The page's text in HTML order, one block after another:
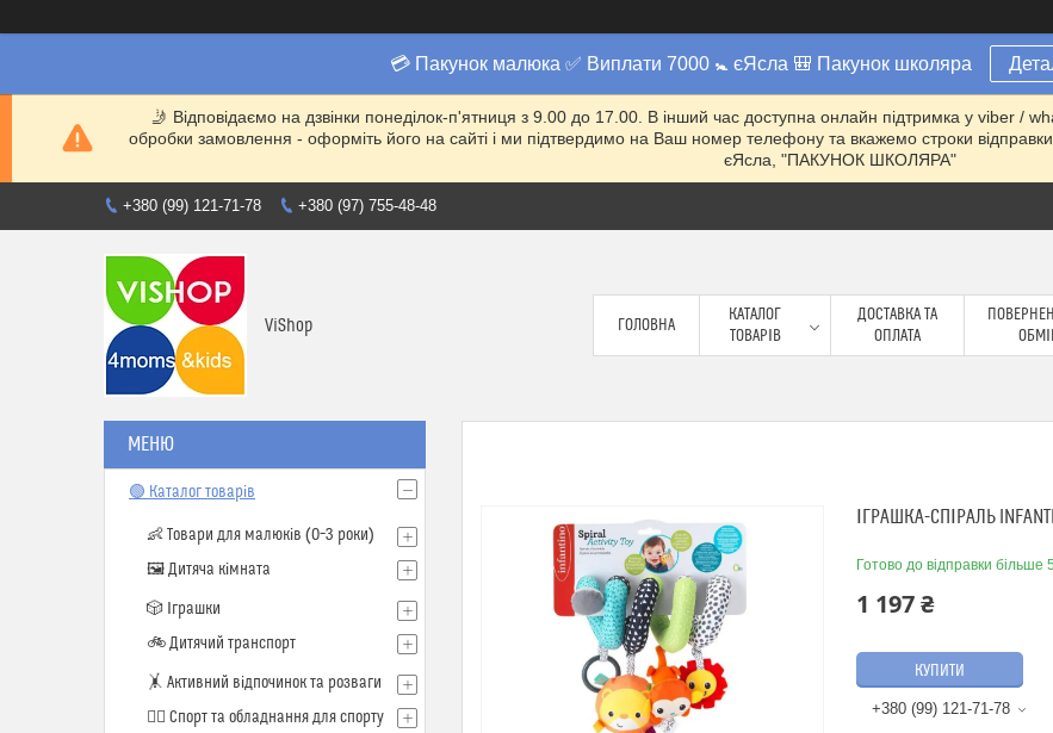
💳 Пакунок малюка ✅ Виплати 7000 🚼 єЯсла 🎒 Пакунок школяра
🤳 Відповідаємо на дзвінки понеділок-п'ятниця з 9.00 до 17.00. В інший час доступна онлайн підтримка у viber
обробки замовлення - оформіть його на сайті і ми підтвердимо на Ваш номер телефону та вкажемо строки
єЯсла, "ПАКУНОК ШКОЛЯРА"
+380 (99) 121-71-78 +380 (97) 755-48-48
ViShop ГОЛОВНА
КАТАЛОГ
ТОВАРІВ
ДОСТАВКА ТА
ОПЛАТА
ІГРАШКА-СПІРАЛЬ
Готово до відправки більше
1 197 ₴
КУПИТИ
+380 (99) 121-71-78
🟢 Каталог товарів
👶 Товари для малюків (0–3 роки)
🖼️ Дитяча кімната
🎲 Іграшки
🚲 Дитячий транспорт
🤸 Активний відпочинок та розваги
🏋️‍♂️ Спорт та обладнання для спорту